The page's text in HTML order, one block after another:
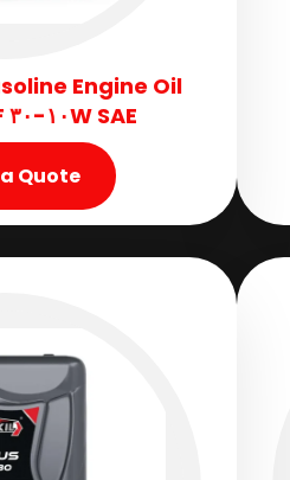
Engine Oil
SAE ١٠W-٣٠ SL/CF ٤ Liter
Quote